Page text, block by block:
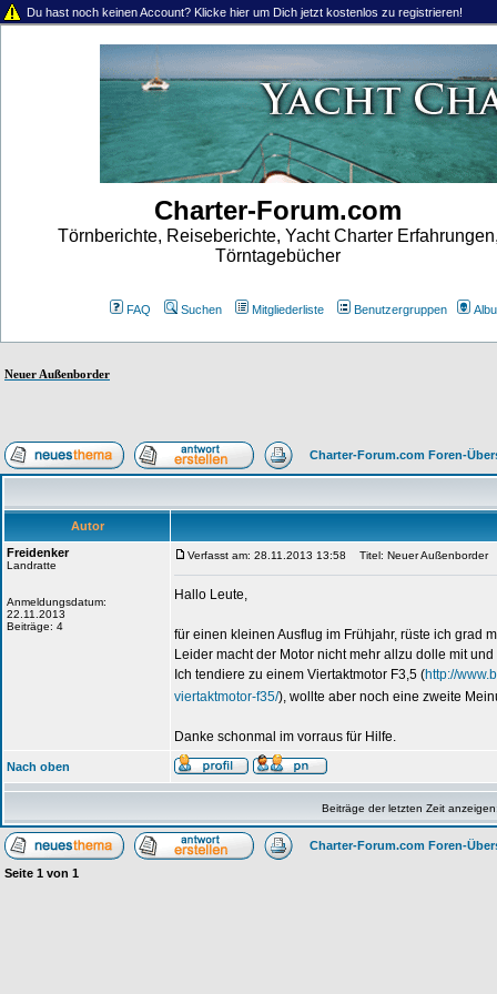
Du hast noch keinen Account? Klicke hier um Dich jetzt kostenlos zu registrieren!
Charter-Forum.com
Törnberichte, Reiseberichte, Yacht Charter
Törntagebücher
FAQ Suchen Mitgliederliste Benutzergruppen
Neuer Außenborder
Charter-Forum.com Foren-
Autor
Freidenker
Landratte
Anmeldungsdatum:
22.11.2013
Beiträge: 4
Verfasst am: 28.11.2013 13:58 Titel: Neuer Außenborder
Hallo Leute,
für einen kleinen Ausflug im Frühjahr, rüste ich grad
Leider macht der Motor nicht mehr allzu dolle mit
Ich tendiere zu einem Viertaktmotor F3,5 (http://
viertaktmotor-f35/), wollte aber noch eine zweite
Danke schonmal im vorraus für Hilfe.
Nach oben
Beiträge der letzten Zeit
Charter-Forum.com Foren-
Seite 1 von 1